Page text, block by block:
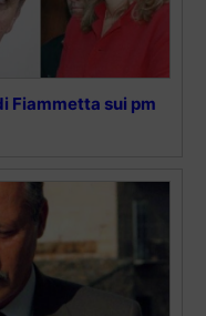
Fiammetta sui pm